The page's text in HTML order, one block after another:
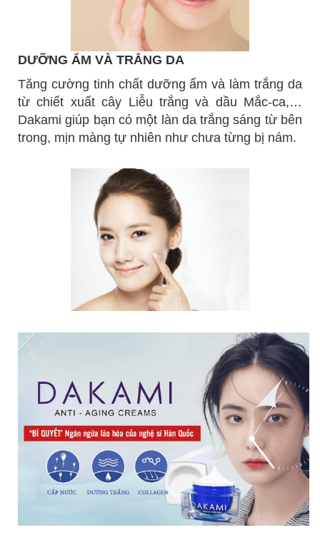
DƯỠNG ẨM VÀ TRẮNG DA
Tăng cường tinh chất dưỡng ẩm và làm trắng da
từ chiết xuất cây Liễu trắng và dầu Mắc-ca,…
Dakami giúp bạn có một làn da trắng sáng từ bên
trong, mịn màng tự nhiên như chưa từng bị nám.